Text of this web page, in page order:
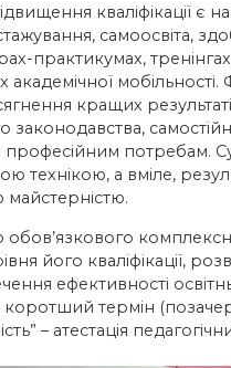
кваліфікації є
самоосвіта,
практикумах,
кращих
законодавства,
професійним потребам.
технікою, а вміле,
майстерністю.
обов’язкового
його кваліфікації,
ефективності
коротший термін
– атестація